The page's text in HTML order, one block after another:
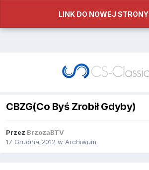
LINK DO NOWEJ STRONY
CBZG(Co Byś Zrobił Gdyby)
Przez BrzozaBTV
17 Grudnia 2012 w Archiwum